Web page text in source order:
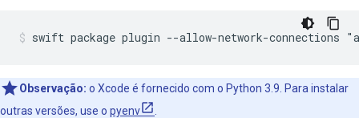
swift package plugin --allow-network-
Observação: o Xcode é fornecido com o Python 3.9. Para instalar
outras versões, use o pyenv